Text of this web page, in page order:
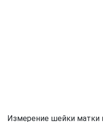
Измерение шейки матки